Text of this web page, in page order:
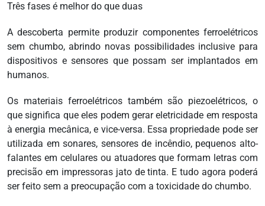
Três fases é melhor do que duas
A descoberta permite produzir componentes ferroelétricos
sem chumbo, abrindo novas possibilidades inclusive para
dispositivos e sensores que possam ser implantados em
humanos.
Os materiais ferroelétricos também são piezoelétricos, o
que significa que eles podem gerar eletricidade em resposta
à energia mecânica, e vice-versa. Essa propriedade pode ser
utilizada em sonares, sensores de incêndio, pequenos alto-
falantes em celulares ou atuadores que formam letras com
precisão em impressoras jato de tinta. E tudo agora poderá
ser feito sem a preocupação com a toxicidade do chumbo.